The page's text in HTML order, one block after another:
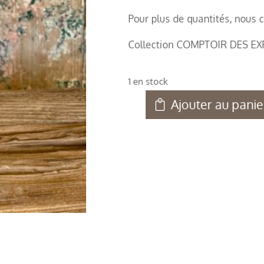
Pour plus de quantités, nous
Collection COMPTOIR DES
1 en stock
quantité Ajouter au